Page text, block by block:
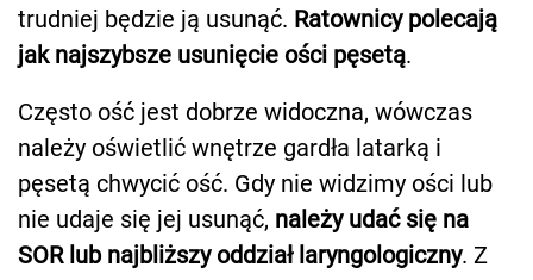
trudniej będzie ją usunąć. Ratownicy polecają
jak najszybsze usunięcie ości pęsetą.
Często ość jest dobrze widoczna, wówczas
należy oświetlić wnętrze gardła latarką i
pęsetą chwycić ość. Gdy nie widzimy ości lub
nie udaje się jej usunąć, należy udać się na
SOR lub najbliższy oddział laryngologiczny. Z